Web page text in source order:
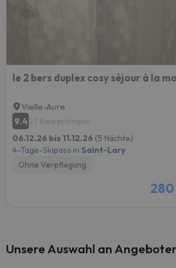
Vielle-Aure
9.427 Bewertungen
06.12.26 bis 11.12.26 (5 Nächte)
4-Tage-Skipass in Saint-Lary
Ohne Verpflegung
Unsere Auswahl an